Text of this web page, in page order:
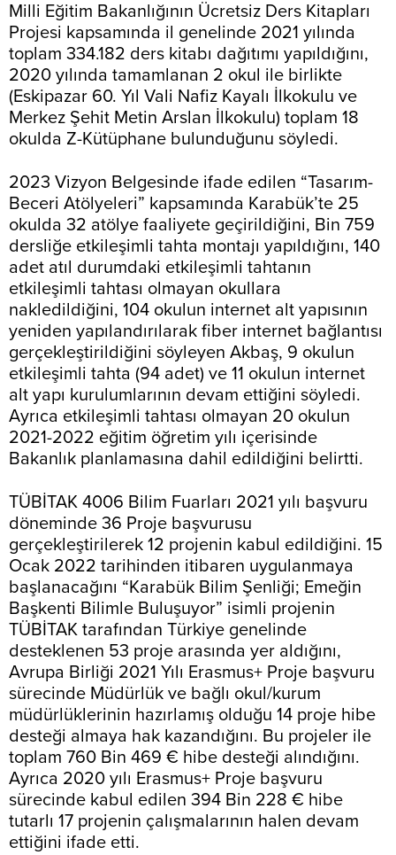
Milli Eğitim Bakanlığının Ücretsiz Ders Kitapları
Projesi kapsamında il genelinde 2021 yılında
toplam 334.182 ders kitabı dağıtımı yapıldığını,
2020 yılında tamamlanan 2 okul ile birlikte
(Eskipazar 60. Yıl Vali Nafiz Kayalı İlkokulu ve
Merkez Şehit Metin Arslan İlkokulu) toplam 18
okulda Z-Kütüphane bulunduğunu söyledi.
2023 Vizyon Belgesinde ifade edilen “Tasarım-
Beceri Atölyeleri” kapsamında Karabük’te 25
okulda 32 atölye faaliyete geçirildiğini, Bin 759
dersliğe etkileşimli tahta montajı yapıldığını, 140
adet atıl durumdaki etkileşimli tahtanın
etkileşimli tahtası olmayan okullara
nakledildiğini, 104 okulun internet alt yapısının
yeniden yapılandırılarak fiber internet bağlantısı
gerçekleştirildiğini söyleyen Akbaş, 9 okulun
etkileşimli tahta (94 adet) ve 11 okulun internet
alt yapı kurulumlarının devam ettiğini söyledi.
Ayrıca etkileşimli tahtası olmayan 20 okulun
2021-2022 eğitim öğretim yılı içerisinde
Bakanlık planlamasına dahil edildiğini belirtti.
TÜBİTAK 4006 Bilim Fuarları 2021 yılı başvuru
döneminde 36 Proje başvurusu
gerçekleştirilerek 12 projenin kabul edildiğini. 15
Ocak 2022 tarihinden itibaren uygulanmaya
başlanacağını “Karabük Bilim Şenliği; Emeğin
Başkenti Bilimle Buluşuyor” isimli projenin
TÜBİTAK tarafından Türkiye genelinde
desteklenen 53 proje arasında yer aldığını,
Avrupa Birliği 2021 Yılı Erasmus+ Proje başvuru
sürecinde Müdürlük ve bağlı okul/kurum
müdürlüklerinin hazırlamış olduğu 14 proje hibe
desteği almaya hak kazandığını. Bu projeler ile
toplam 760 Bin 469 € hibe desteği alındığını.
Ayrıca 2020 yılı Erasmus+ Proje başvuru
sürecinde kabul edilen 394 Bin 228 € hibe
tutarlı 17 projenin çalışmalarının halen devam
ettiğini ifade etti.